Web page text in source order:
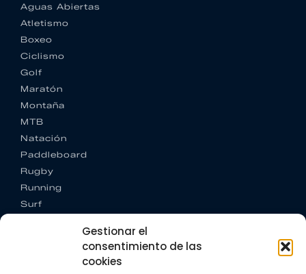
Gestionar el
consentimiento de las
cookies
Aguas Abiertas
Atletismo
Boxeo
Ciclismo
Golf
Maratón
Montaña
MTB
Natación
Paddleboard
Rugby
Running
Surf
CONTACTO